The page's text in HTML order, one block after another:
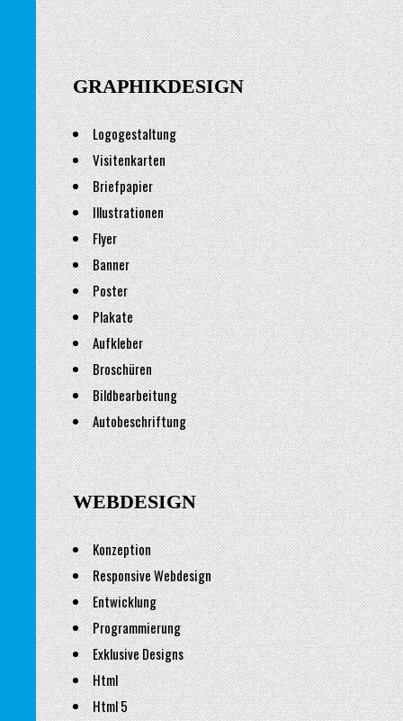
GRAPHIKDESIGN
Logogestaltung
Visitenkarten
Briefpapier
Illustrationen
Flyer
Banner
Poster
Plakate
Aufkleber
Broschüren
Bildbearbeitung
Autobeschriftung
WEBDESIGN
Konzeption
Responsive Webdesign
Entwicklung
Programmierung
Exklusive Designs
Html
Html 5